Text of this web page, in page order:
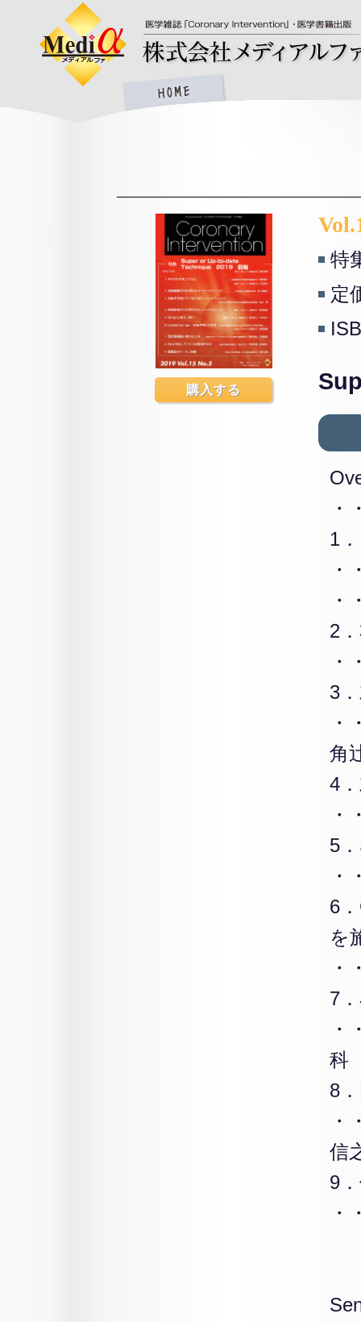
購入する
特
定
1
2
3
角
4
5
6
を
7
科
8
信
9